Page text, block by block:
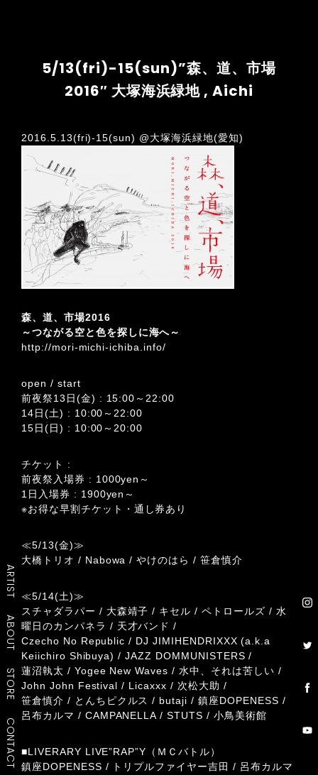
ARTIST
ABOUT
STORE
CONTACT
5/13(fri)-15(sun)”森、道、市場
2016″ 大塚海浜緑地 , Aichi
2016.5.13(fri)-15(sun) @大塚海浜緑地(愛知)
森、道、市場2016
～つながる空と色を探しに海へ～
http://mori-michi-ichiba.info/
open / start
前夜祭13日(金) : 15:00～22:00
14日(土) : 10:00～22:00
15日(日) : 10:00～20:00
チケット :
前夜祭入場券 : 1000yen～
1日入場券 : 1900yen～
※お得な早割チケット・通し券あり
≪5/13(金)≫
大橋トリオ / Nabowa / やけのはら / 笹倉慎介
≪5/14(土)≫
スチャダラパー / 大森靖子 / キセル / ペトロールズ / 水
曜日のカンパネラ / 天才バンド /
Czecho No Republic / DJ JIMIHENDRIXXX (a.k.a
Keiichiro Shibuya) / JAZZ DOMMUNISTERS /
蓮沼執太 / Yogee New Waves / 水中、それは苦しい /
John John Festival / Licaxxx / 次松大助 /
笹倉慎介 / とんちピクルス / butaji / 鎮座DOPENESS /
呂布カルマ / CAMPANELLA / STUTS / 小鳥美術館
■LIVERARY LIVE”RAP”Y（ＭＣバトル）
鎮座DOPENESS / トリプルファイヤー吉田 / 呂布カルマ